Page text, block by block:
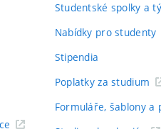
Studentské spolky a
Nabídky pro studenty
Stipendia
Poplatky za studium
Formuláře, šablony a